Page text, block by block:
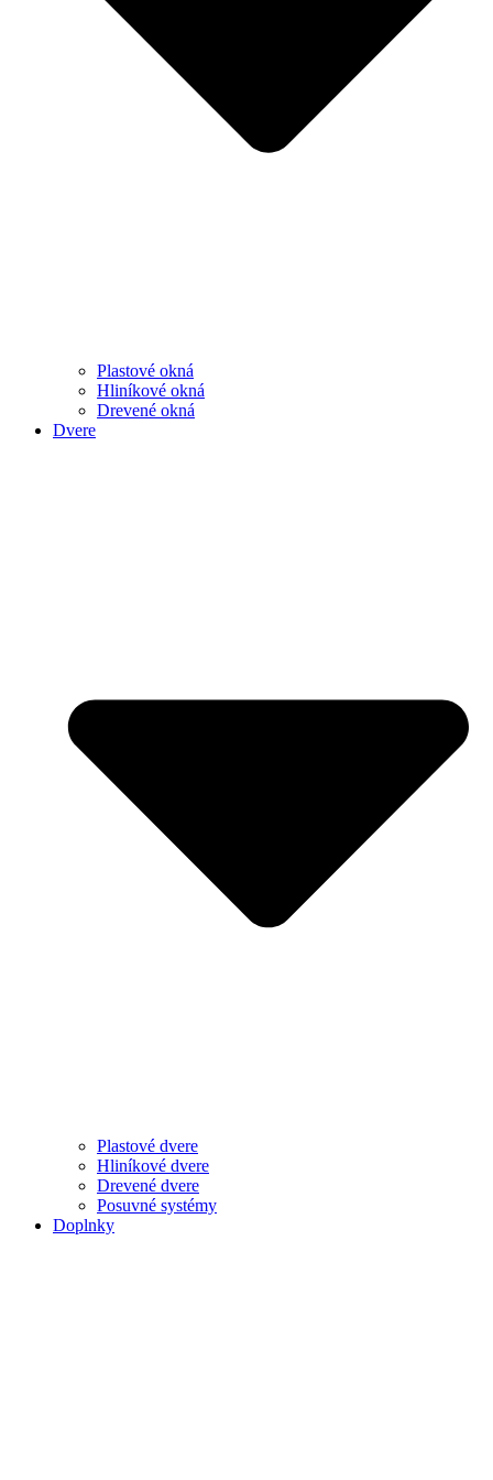
Plastové okná
Hliníkové okná
Drevené okná
Dvere
Plastové dvere
Hliníkové dvere
Drevené dvere
Posuvné systémy
Doplnky